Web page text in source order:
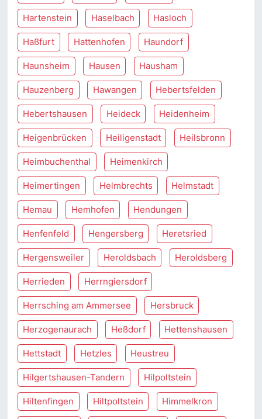
Hartenstein Haselbach Hasloch
Haßfurt Hattenhofen Haundorf
Haunsheim Hausen Hausham
Hauzenberg Hawangen Hebertsfelden
Hebertshausen Heideck Heidenheim
Heigenbrücken Heiligenstadt Heilsbronn
Heimbuchenthal Heimenkirch
Heimertingen Helmbrechts Helmstadt
Hemau Hemhofen Hendungen
Henfenfeld Hengersberg Heretsried
Hergensweiler Heroldsbach Heroldsberg
Herrieden Herrngiersdorf
Herrsching am Ammersee Hersbruck
Herzogenaurach Heßdorf Hettenshausen
Hettstadt Hetzles Heustreu
Hilgertshausen-Tandern Hilpoltstein
Hiltenfingen Hiltpoltstein Himmelkron